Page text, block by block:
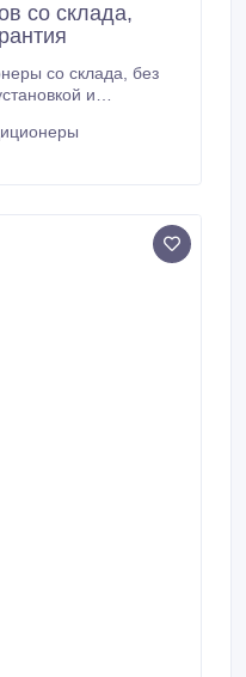
со склада,
со склада, без